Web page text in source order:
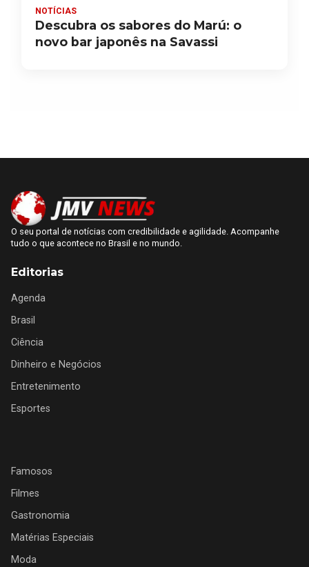
NOTÍCIAS
Descubra os sabores do Marú: o
novo bar japonês na Savassi
O seu portal de notícias com credibilidade e agilidade. Acompanhe
tudo o que acontece no Brasil e no mundo.
Editorias
Agenda
Brasil
Ciência
Dinheiro e Negócios
Entretenimento
Esportes
Famosos
Filmes
Gastronomia
Matérias Especiais
Moda